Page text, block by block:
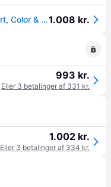
Philips Hue Calla stor udendørs pullert, Color & White ambiance, 600 lm, Zigbee + Bluetooth, sort (1 stk)1.008 kr.
993 kr.
Eller 3 betalinger af 331 kr.
1.002 kr.
Eller 3 betalinger af 334 kr.